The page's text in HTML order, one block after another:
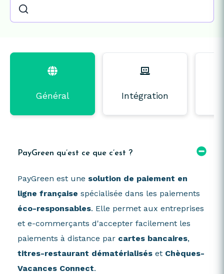
Général Intégration
PayGreen qu’est ce que c’est ?
PayGreen est une solution de paiement en
ligne française spécialisée dans les paiements
éco-responsables. Elle permet aux entreprises
et e-commerçants d'accepter facilement les
paiements à distance par cartes bancaires,
titres-restaurant dématérialisés et Chèques-
Vacances Connect.